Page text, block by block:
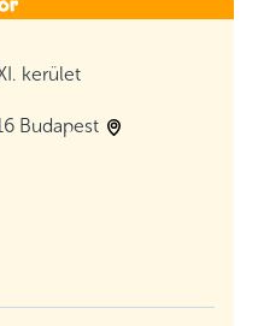
kerület
Budapest